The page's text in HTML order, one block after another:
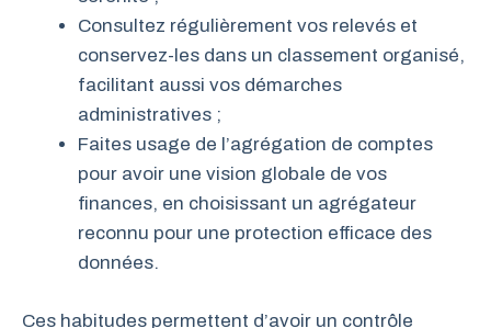
Consultez régulièrement vos relevés et
conservez-les dans un classement organisé,
facilitant aussi vos démarches
administratives ;
Faites usage de l’agrégation de comptes
pour avoir une vision globale de vos
finances, en choisissant un agrégateur
reconnu pour une protection efficace des
données.
Ces habitudes permettent d’avoir un contrôle